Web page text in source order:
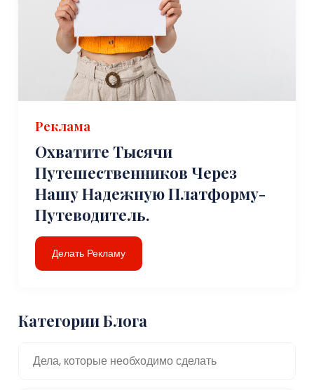
Реклама
Охватите Тысячи
Путешественников Через
Нашу Надежную Платформу-
Путеводитель.
Делать Рекламу
Категории Блога
Дела, которые необходимо сделать